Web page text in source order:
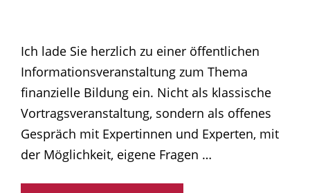
Ich lade Sie herzlich zu einer öffentlichen
Informationsveranstaltung zum Thema
finanzielle Bildung ein. Nicht als klassische
Vortragsveranstaltung, sondern als offenes
Gespräch mit Expertinnen und Experten, mit
der Möglichkeit, eigene Fragen …